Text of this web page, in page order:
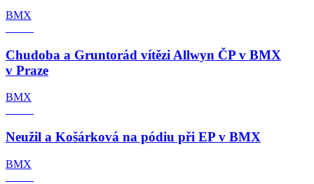
BMX
Chudoba a Gruntorád vítězi Allwyn ČP v BMX
v Praze
BMX
Neužil a Košárková na pódiu při EP v BMX
BMX